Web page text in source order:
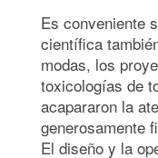
Es conveniente
científica
modas, los
toxicologías de
acapararon la
generosamente
El diseño y la